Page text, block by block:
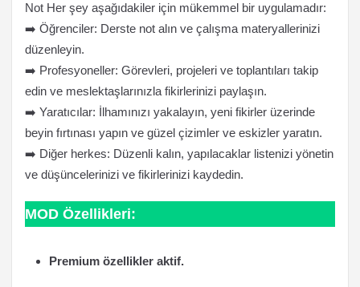
Not Her şey aşağıdakiler için mükemmel bir uygulamadır:
➡️ Öğrenciler: Derste not alın ve çalışma materyallerinizi
düzenleyin.
➡️ Profesyoneller: Görevleri, projeleri ve toplantıları takip
edin ve meslektaşlarınızla fikirlerinizi paylaşın.
➡️ Yaratıcılar: İlhamınızı yakalayın, yeni fikirler üzerinde
beyin fırtınası yapın ve güzel çizimler ve eskizler yaratın.
➡️ Diğer herkes: Düzenli kalın, yapılacaklar listenizi yönetin
ve düşüncelerinizi ve fikirlerinizi kaydedin.
MOD Özellikleri:
Premium özellikler aktif.